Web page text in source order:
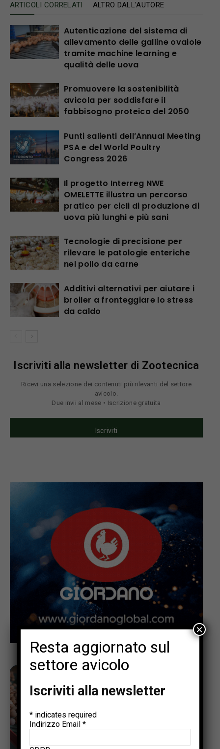
ARTICOLI CORRELATI ALTRO DALL'AUTORE
Autenticazione del sistema di
allevamento delle galline ovaiole
tramite machine learning e
qualità delle uova
Promuovere la sostenibilità
avicola per soddisfare il
fabbisogno proteico del 2050
Punti salienti dell’Annual Meeting
PSA e del World Poultry
Congress 2026
Il progetto Interreg NWE
OMELETTE illustra un percorso
pratico per cicli di produzione di
uova più lunghi e più sani
Tecnologie di precisione per
rilevare le patologie enteriche
nel pollo da carne
Additivi alternativi per aiutare i
broiler a fronteggiare lo stress
da caldo
Iscriviti alla newsletter di Zootecnica
Ricevi una selezione dei contenuti più rilevanti del settore
avicolo.
Due invii al mese • Iscrizione gratuita
Iscriviti
Resta aggiornato sul
settore avicolo
Iscriviti alla newsletter
* indicates required
Indirizzo Email *
×